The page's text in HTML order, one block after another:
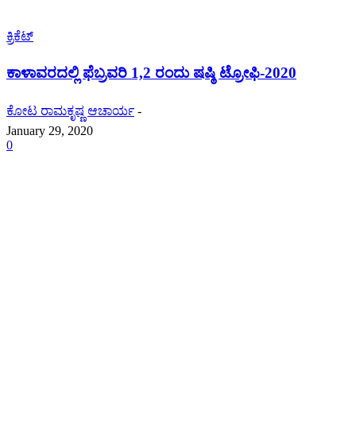
ಕ್ರಿಕೆಟ್
ಕಾಳಾವರದಲ್ಲಿ ಫೆಬ್ರವರಿ 1,2 ರಂದು ಷಷ್ಠಿ ಟ್ರೋಫಿ-2020
ಕೋಟ ರಾಮಕೃಷ್ಣ ಆಚಾರ್ಯ -
January 29, 2020
0